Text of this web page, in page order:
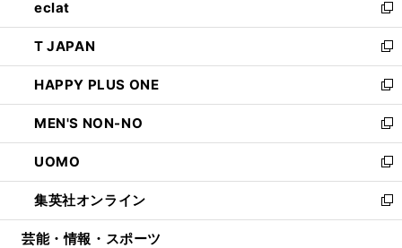
く
で
開
く
ド
ウ
で
開
く
ィ
ン
ド
ウ
で
開
く
い
ウ
ィ
ン
ド
ウ
で
開
く
eclat
新
し
い
ウ
ィ
ン
ド
ウ
で
開
く
T JAPAN
新
し
い
ウ
ィ
ン
ド
ウ
で
開
HAPPY PLUS ONE
新
し
い
ウ
ィ
ン
ド
ウ
MEN'S NON-NO
新
し
い
ウ
ィ
ン
UOMO
新
し
い
ウ
集英社オンライン
新
し
芸能・情報・スポーツ